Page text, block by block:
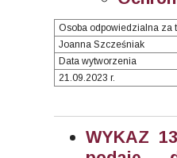
Osoba odpowiedzialna za
Joanna Szcześniak
Data wytworzenia
21.09.2023 r.
WYKAZ